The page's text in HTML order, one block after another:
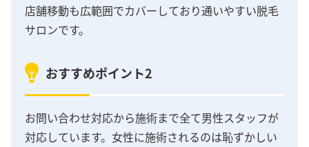
店舗移動も広範囲でカバーしており通いやすい脱毛
サロンです。
おすすめポイント2
お問い合わせ対応から施術まで全て男性スタッフが
対応しています。女性に施術されるのは恥ずかしい